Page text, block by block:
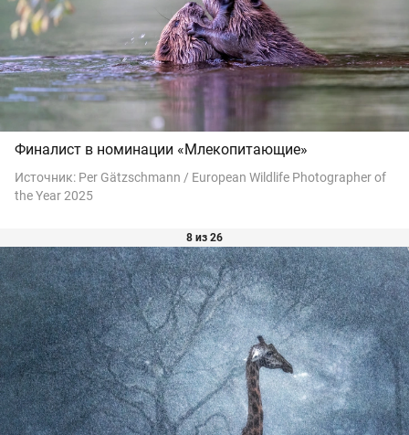
Финалист в номинации «Млекопитающие»
Источник: Per Gätzschmann / European Wildlife Photographer of
the Year 2025
8 из 26